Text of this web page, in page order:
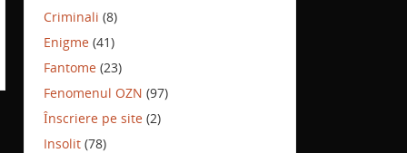
Criminali (8)
Enigme (41)
Fantome (23)
Fenomenul OZN (97)
Înscriere pe site (2)
Insolit (78)